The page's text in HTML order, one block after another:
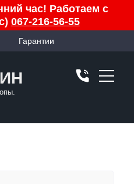
час! Работаем с
067-216-56-55
Гарантии